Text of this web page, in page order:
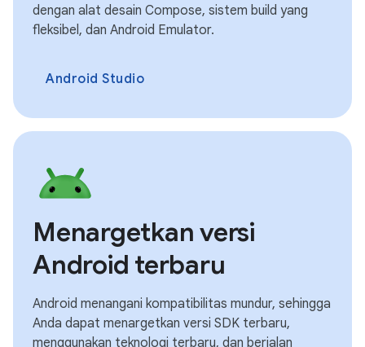
dengan alat desain Compose, sistem build yang
fleksibel, dan Android Emulator.
Android Studio
Menargetkan versi
Android terbaru
Android menangani kompatibilitas mundur, sehingga
Anda dapat menargetkan versi SDK terbaru,
menggunakan teknologi terbaru, dan berjalan